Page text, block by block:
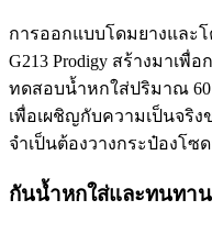
การออกแบบโดมยางและโ
G213 Prodigy สร้างมาเพื่
ทดสอบน้ำหกใส่ปริมาณ
เพื่อเผชิญกับความเป็นจริง
จำเป็นต้องวางกระป๋องโซ
กันน้ำหกใส่และทนทาน